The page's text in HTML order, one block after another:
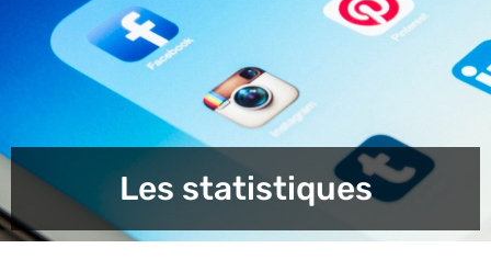
Les statistiques